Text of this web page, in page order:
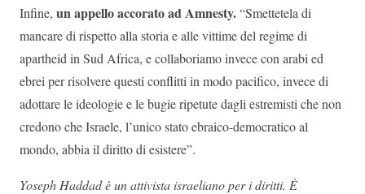
Infine, un appello accorato ad Amnesty.“Smettetela di
mancare di rispetto alla storia e alle vittime del regime di
apartheid in Sud Africa, e collaboriamo invece con arabi ed
ebrei per risolvere questi conflitti in modo pacifico, invece di
adottare le ideologie e le bugie ripetute dagli estremisti che non
credono che Israele, l’unico stato ebraico-democratico al
mondo, abbia il diritto di esistere”.
Yoseph Haddad è un attivista israeliano per i diritti. È